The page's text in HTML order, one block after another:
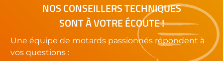
NOS CONSEILLERS TECHNIQUES
SONT À VOTRE ÉCOUTE !
Une équipe de motards passionnés répondent à
vos questions :